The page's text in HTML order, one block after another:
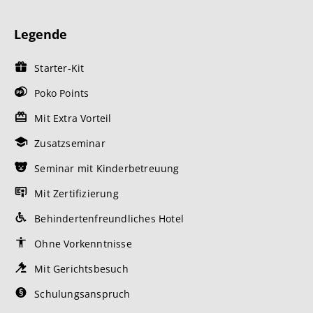
Legende
Starter-Kit
Poko Points
Mit Extra Vorteil
Zusatzseminar
Seminar mit Kinderbetreuung
Mit Zertifizierung
Behindertenfreundliches Hotel
Ohne Vorkenntnisse
Mit Gerichtsbesuch
Schulungsanspruch